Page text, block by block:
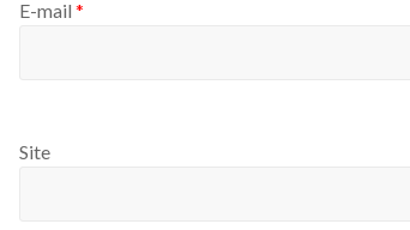
E-mail *
Site